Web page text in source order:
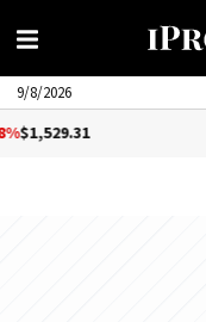
9/8/2026